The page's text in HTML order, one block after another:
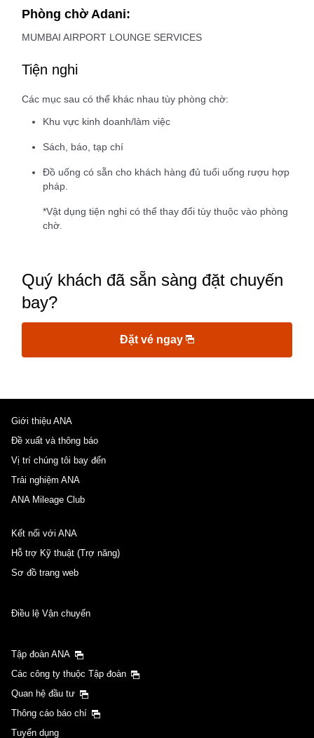
Phòng chờ Adani:
MUMBAI AIRPORT LOUNGE SERVICES
Tiện nghi
Các mục sau có thể khác nhau tùy phòng chờ:
Khu vực kinh doanh/làm việc
Sách, báo, tạp chí
Đồ uống có sẵn cho khách hàng đủ tuổi uống rượu hợp
pháp.
*Vật dụng tiện nghi có thể thay đổi tùy thuộc vào phòng
chờ.
Quý khách đã sẵn sàng đặt chuyến
bay?
Đặt vé ngay
Giới thiệu ANA
Đề xuất và thông báo
Vị trí chúng tôi bay đến
Trải nghiệm ANA
ANA Mileage Club
Kết nối với ANA
Hỗ trợ Kỹ thuật (Trợ năng)
Sơ đồ trang web
Điều lệ Vận chuyển
Tập đoàn ANA
Các công ty thuộc Tập đoàn
Quan hệ đầu tư
Thông cáo báo chí
Tuyển dụng